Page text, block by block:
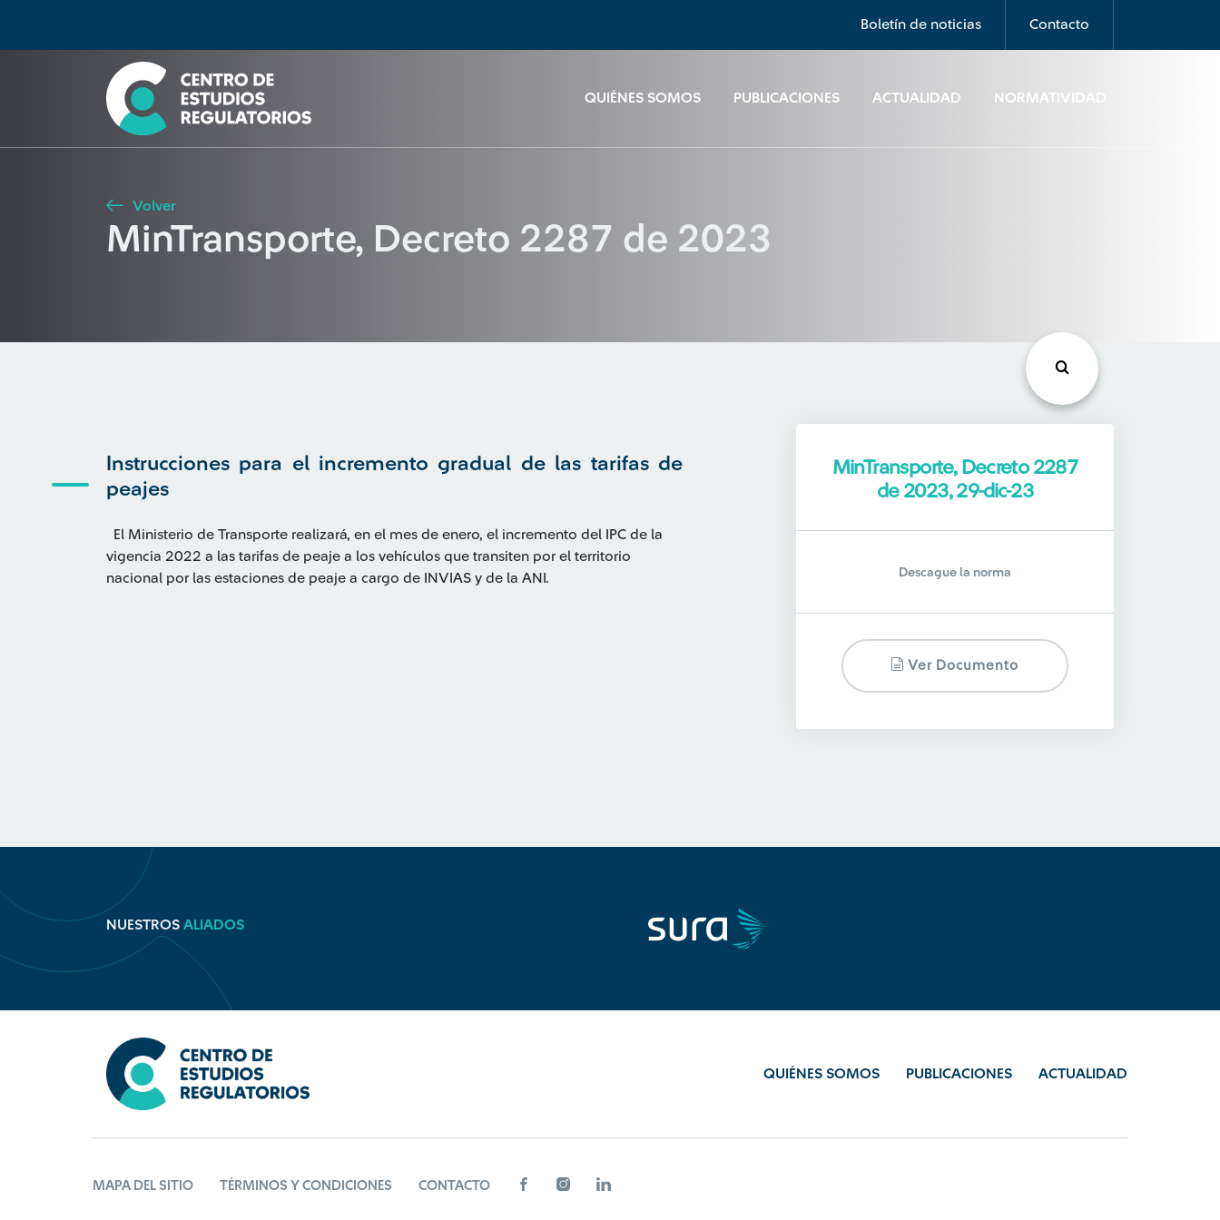
Boletín de noticias Contacto
QUIÉNES SOMOS PUBLICACIONES ACTUALIDAD NORMATIVIDAD
Seleccione país
Buscar
Volver
MinTransporte, Decreto 2287 de 2023
Instrucciones para el incremento gradual de las tarifas de
peajes
El Ministerio de Transporte realizará, en el mes de enero, el incremento del IPC de la
vigencia 2022 a las tarifas de peaje a los vehículos que transiten por el territorio
nacional por las estaciones de peaje a cargo de INVIAS y de la ANI.
MinTransporte, Decreto 2287
de 2023, 29-dic-23
Descague la norma
Ver Documento
NUESTROS ALIADOS
QUIÉNES SOMOS PUBLICACIONES ACTUALIDAD
MAPA DEL SITIO TÉRMINOS Y CONDICIONES CONTACTO